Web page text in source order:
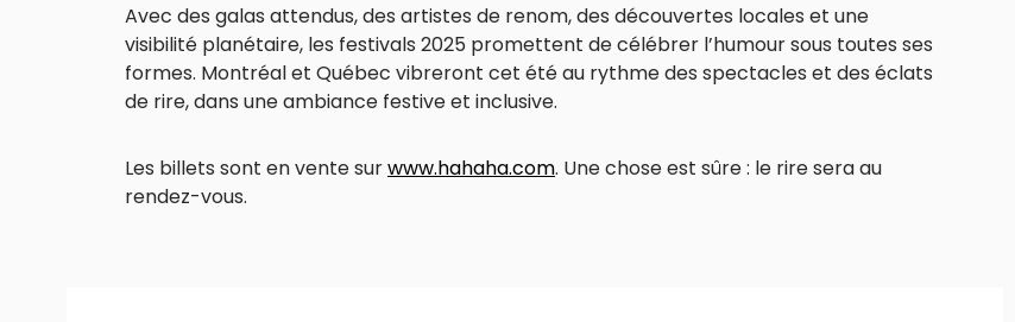
Avec des galas attendus, des artistes de renom, des découvertes locales et une
visibilité planétaire, les festivals 2025 promettent de célébrer l’humour sous toutes ses
formes. Montréal et Québec vibreront cet été au rythme des spectacles et des éclats
de rire, dans une ambiance festive et inclusive.
Les billets sont en vente surwww.hahaha.com. Une chose est sûre : le rire sera au
rendez-vous.